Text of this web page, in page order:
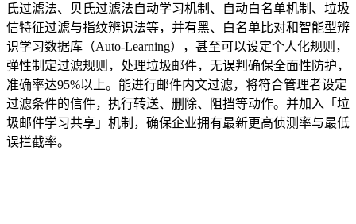
氏过滤法、贝氏过滤法自动学习机制、自动白名单机制、垃圾
信特征过滤与指纹辨识法等，并有黑、白名单比对和智能型辨
识学习数据库（Auto-Learning），甚至可以设定个人化规则，
弹性制定过滤规则，处理垃圾邮件，无误判确保全面性防护，
准确率达95%以上。能进行邮件内文过滤，将符合管理者设定
过滤条件的信件，执行转送、删除、阻挡等动作。并加入「垃
圾邮件学习共享」机制，确保企业拥有最新更高侦测率与最低
误拦截率。